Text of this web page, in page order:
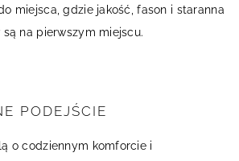
miejsca, gdzie jakość, fason i staranna
na pierwszym miejscu.
PODEJŚCIE
o codziennym komforcie i